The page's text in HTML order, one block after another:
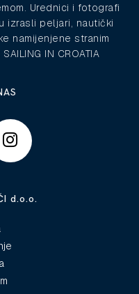
Urednici i fotografi
izrasli peljari, nautički
namijenjene stranim
IN CROATIA
d.o.o.